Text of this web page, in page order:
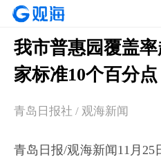
我市普惠园覆盖
家标准10个百分点
青岛日报社 / 观海新闻
青岛日报/观海新闻11月